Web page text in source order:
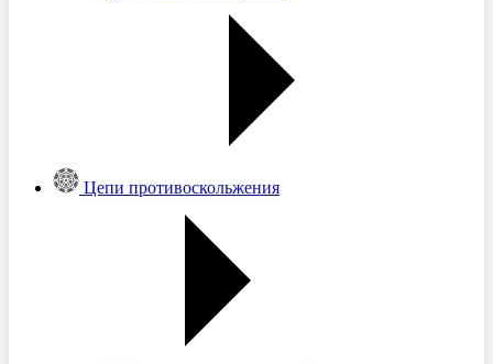
Цепи противоскольжения